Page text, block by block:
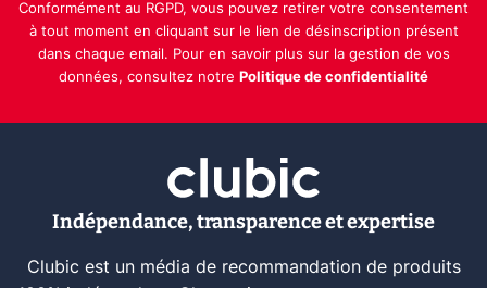
Conformément au RGPD, vous pouvez retirer votre consentement
à tout moment en cliquant sur le lien de désinscription présent
dans chaque email. Pour en savoir plus sur la gestion de vos
données, consultez notre Politique de confidentialité
Indépendance, transparence et expertise
Clubic est un média de recommandation de produits